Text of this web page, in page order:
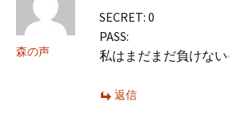
森の声
SECRET: 0
PASS:
私はまだまだ負けな
返信